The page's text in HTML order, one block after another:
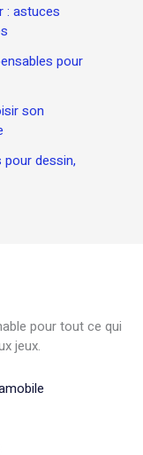
: astuces
pour
son
dessin,
pour tout ce qui
jeux.